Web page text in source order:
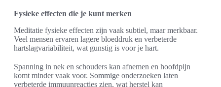
Fysieke effecten die je kunt merken
Meditatie fysieke effecten zijn vaak subtiel, maar merkbaar.
Veel mensen ervaren lagere bloeddruk en verbeterde
hartslagvariabiliteit, wat gunstig is voor je hart.
Spanning in nek en schouders kan afnemen en hoofdpijn
komt minder vaak voor. Sommige onderzoeken laten
verbeterde immuunreacties zien, wat herstel kan